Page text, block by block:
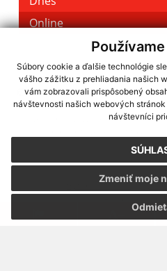
Súbory cookie a ďalšie technológie
vášho zážitku z prehliadania našich
vám zobrazovali prispôsobený
návštevnosti našich webových
návštevníci
Zmeniť moje
využite možnosť získavania
CMS systém (redakčný) systém
webex.digital, s.r.o.,
Posledná
Vytlačiť stránku|